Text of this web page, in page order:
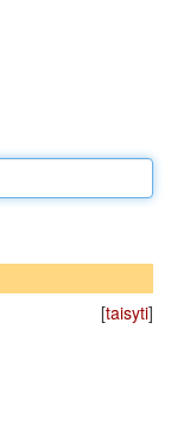
[taisyti]